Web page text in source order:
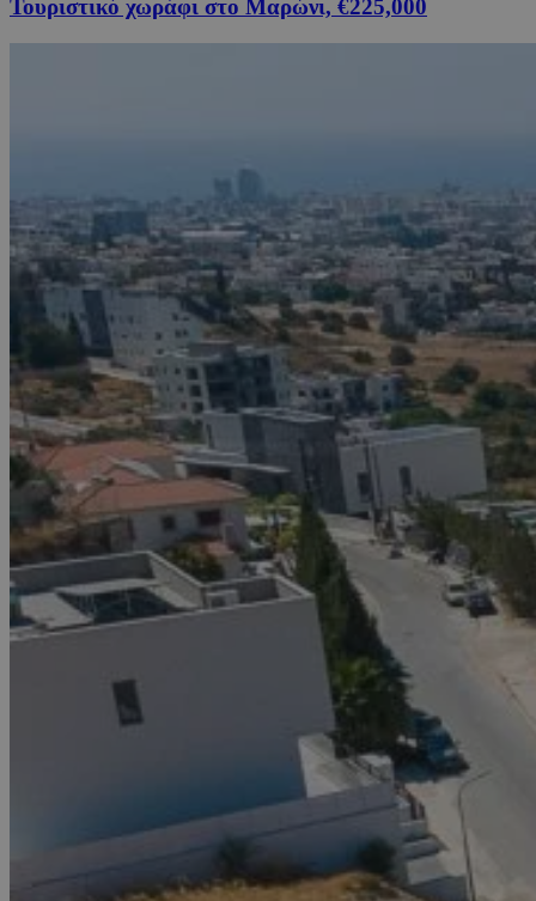
Τουριστικό χωράφι στο Μαρώνι, €225,000